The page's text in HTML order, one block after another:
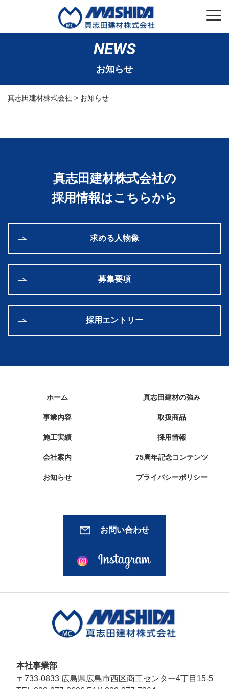
NEWS
お知らせ
真志田建材株式会社 > お知らせ
真志田建材株式会社の
採用情報はこちらから
求める人物像
募集要項
採用エントリー
ホーム 真志田建材の強み
事業内容 取扱商品
施工実績 採用情報
会社案内 75周年記念コンテンツ
お知らせ プライバシーポリシー
お問い合わせ
本社事業部
〒733-0833 広島県広島市西区商工センター4丁目15-5